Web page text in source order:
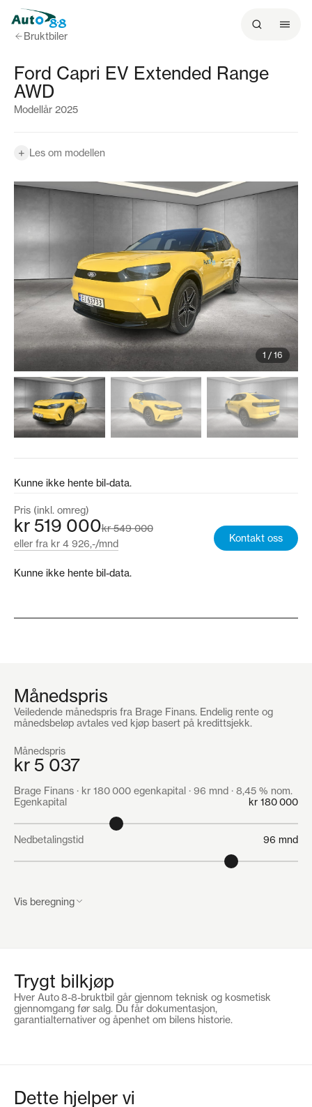
Bruktbiler
1 / 16
Ford Capri EV Extended Range
AWD
Modellår 2025
+ Les om modellen
Kunne ikke hente bil-data.
Pris (inkl. omreg)
kr 519 000kr 549 000
eller fra kr 4 926,-/mnd
Kontakt oss
Kunne ikke hente bil-data.
Månedspris
Veiledende månedspris fra Brage Finans. Endelig rente og
månedsbeløp avtales ved kjøp basert på kredittsjekk.
Månedspris
kr 5 037
Brage Finans · kr 180 000 egenkapital · 96 mnd · 8,45 % nom.
Egenkapital
kr 180 000
Nedbetalingstid 96 mnd
Vis beregning
Egenkapital kr 180 000
Etablerings- og tinglysingsgebyr
Lånebeløp inkl. gebyrer
Trygt bilkjøp
Hver Auto 8-8-bruktbil går gjennom teknisk og kosmetisk
gjennomgang før salg. Du får dokumentasjon,
garantialternativer og åpenhet om bilens historie.
Dette hjelper vi